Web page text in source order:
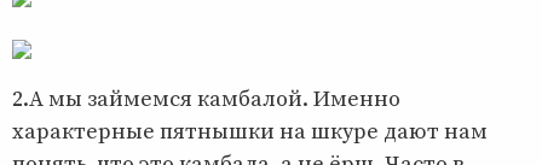
2.А мы займемся камбалой. Именно
характерные пятнышки на шкуре дают нам